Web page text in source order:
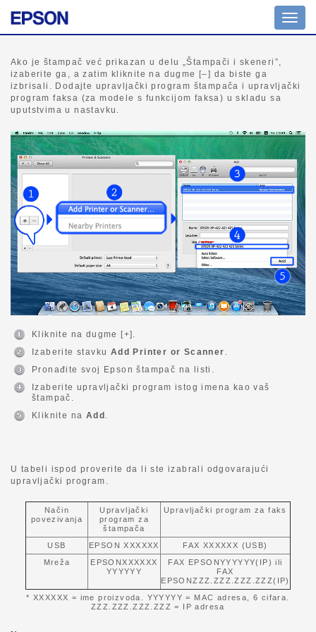
Izbor
Ako je štampač već prikazan u delu „Štampači i skeneri”,
izaberite ga, a zatim kliknite na dugme [–] da biste ga
izbrisali. Dodajte upravljački program štampača i upravljački
program faksa (za modele s funkcijom faksa) u skladu sa
uputstvima u nastavku.
Kliknite na dugme [+].
Izaberite stavku Add Printer or Scanner
Pronađite svoj Epson štampač na listi.
Izaberite upravljački program istog imena kao vaš
štampač.
Kliknite na Add
U tabeli ispod proverite da li ste izabrali odgovarajući
upravljački program.
Način
povezivanja
Upravljački
program za
štampača
Upravljački program za faks
USB EPSON XXXXXX
FAX XXXXXX (USB)
Mreža
EPSONXXXXXX
YYYYYY
FAX EPSONYYYYYY(IP) ili
FAX
EPSONZZZ.ZZZ.ZZZ.ZZZ(IP)
* XXXXXX = ime proizvoda. YYYYYY = MAC adresa, 6 cifara.
ZZZ.ZZZ.ZZZ.ZZZ = IP adresa